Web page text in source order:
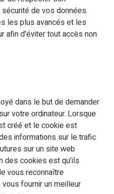
de vos données.
les plus avancés et les
afin d’éviter tout accès non
dans le but de demander
votre ordinateur. Lorsque
créé et le cookie est
informations sur le trafic
sur un site web
des cookies est qu’ils
vous reconnaître
fournir un meilleur